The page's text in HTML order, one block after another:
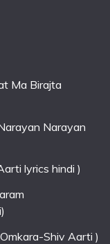
Ma Birajta
Narayan Narayan
lyrics hindi )
Omkara-Shiv Aarti )